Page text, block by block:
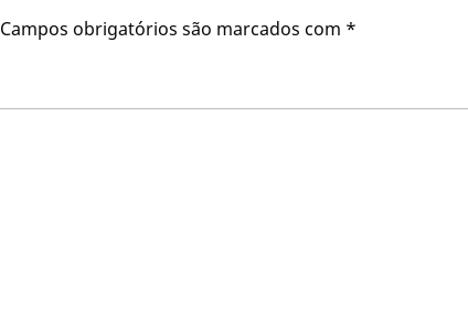
Campos obrigatórios são marcados com *